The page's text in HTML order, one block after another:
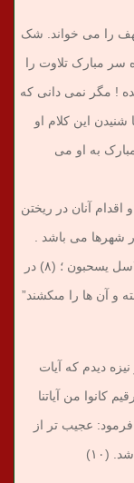
را می خواند. شک
سر مبارک تلاوت را
! مگر نمی دانی که
شنیدن این کلام او
به او می
آنان در ریختن
شهرها می باشد .
پس آن ها را واگذار “اذ الاغلال فی أعناقهم و السلاسل یسحبون ؛ (۸) در
و آن ها را مى‏کشند”
دیدم که آیات
کانوا من آیاتنا
عجیب تر از
(۱۰)